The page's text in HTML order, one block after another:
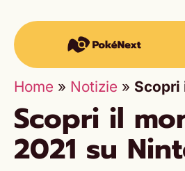
Home » Notizie » Scopri
Scopri il
2021 su